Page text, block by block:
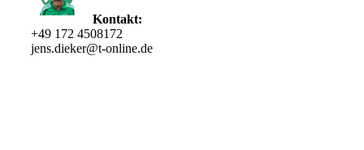
Kontakt:
+49 172 4508172
jens.dieker@t-online.de